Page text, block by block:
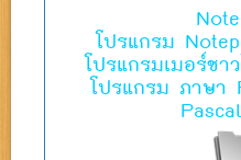
โปรแกรม
โปรแกรมเมอร์ช
โปรแกรม ภาษา